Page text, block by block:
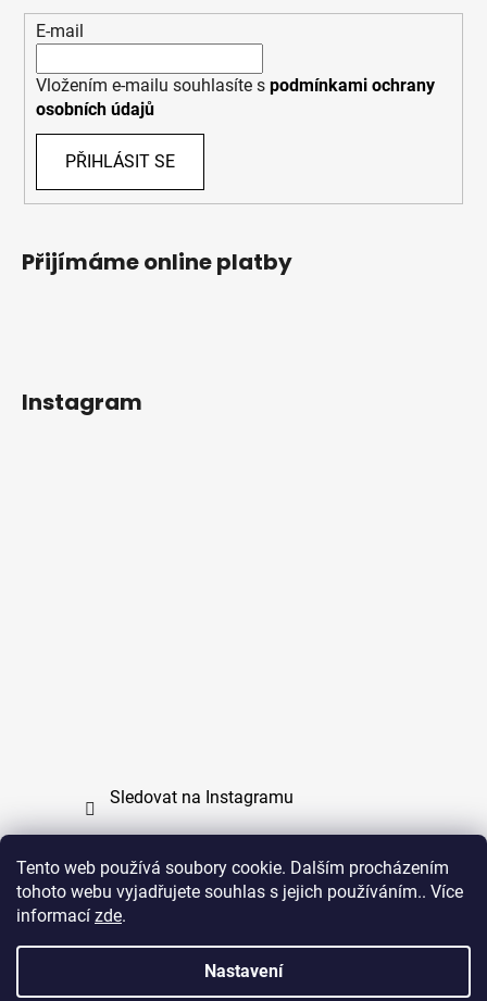
Tento web používá soubory cookie. Dalším procházením
tohoto webu vyjadřujete souhlas s jejich používáním.. Více
informací zde.
Nastavení
E-mail
Vložením e-mailu souhlasíte s podmínkami ochrany
osobních údajů
PŘIHLÁSIT SE
Přijímáme online platby
Instagram
Sledovat na Instagramu
Copyright (c) 2011 - 2026 zoo-branik.cz - Všechna